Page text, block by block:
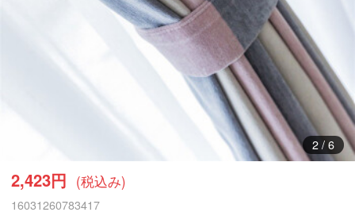
3/ 6
2,423円 (税込み)
16031260783417